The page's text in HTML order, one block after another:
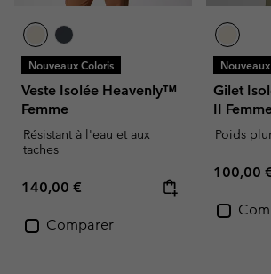
Nouveaux Coloris
Veste Isolée Heavenly™
Femme
Résistant à l'eau et aux
taches
Regular price:
140,00 €
Comparer
Gilet
II
Poids
Regular
100,00